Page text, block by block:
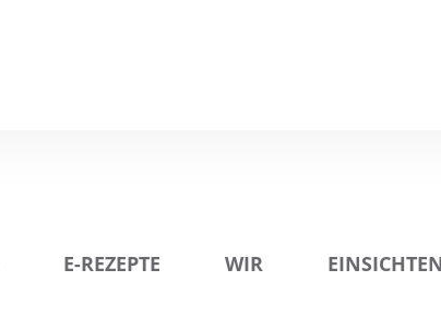
E-REZEPTE WIR EINSICHTEN